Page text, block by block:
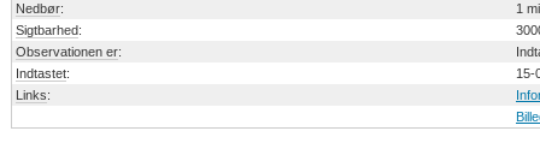
Nedbør:
1
Sigtbarhed:
Observationen er:
Indtastet:
15-
Links: